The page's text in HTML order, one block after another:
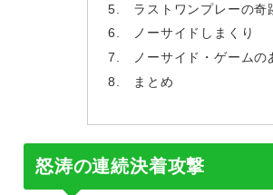
ラストワンプレーの奇
ノーサイドしまくり
ノーサイド・ゲームの
まとめ
怒涛の連続決着攻撃